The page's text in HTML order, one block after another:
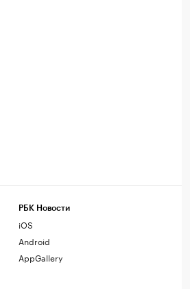
РБК Новости
iOS
Android
AppGallery